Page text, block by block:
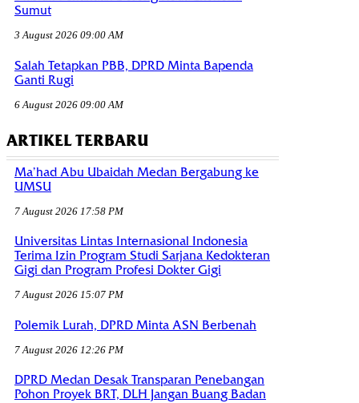
Sumut
3 August 2026 09:00 AM
Salah Tetapkan PBB, DPRD Minta Bapenda
Ganti Rugi
6 August 2026 09:00 AM
ARTIKEL TERBARU
Ma’had Abu Ubaidah Medan Bergabung ke
UMSU
7 August 2026 17:58 PM
Universitas Lintas Internasional Indonesia
Terima Izin Program Studi Sarjana Kedokteran
Gigi dan Program Profesi Dokter Gigi
7 August 2026 15:07 PM
Polemik Lurah, DPRD Minta ASN Berbenah
7 August 2026 12:26 PM
DPRD Medan Desak Transparan Penebangan
Pohon Proyek BRT, DLH Jangan Buang Badan